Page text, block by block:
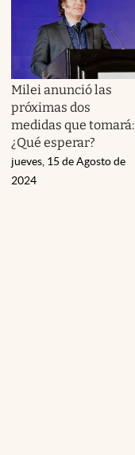
Milei anunció las
próximas dos
medidas que tomará:
¿Qué esperar?
jueves, 15 de Agosto de
2024